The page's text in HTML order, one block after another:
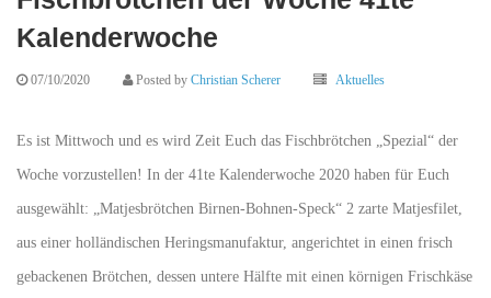
Kalenderwoche
07/10/2020 Posted by Christian Scherer Aktuelles
Es ist Mittwoch und es wird Zeit Euch das Fischbrötchen „Spezial“ der
Woche vorzustellen! In der 41te Kalenderwoche 2020 haben für Euch
ausgewählt: „Matjesbrötchen Birnen-Bohnen-Speck“ 2 zarte Matjesfilet,
aus einer holländischen Heringsmanufaktur, angerichtet in einen frisch
gebackenen Brötchen, dessen untere Hälfte mit einen körnigen Frischkäse